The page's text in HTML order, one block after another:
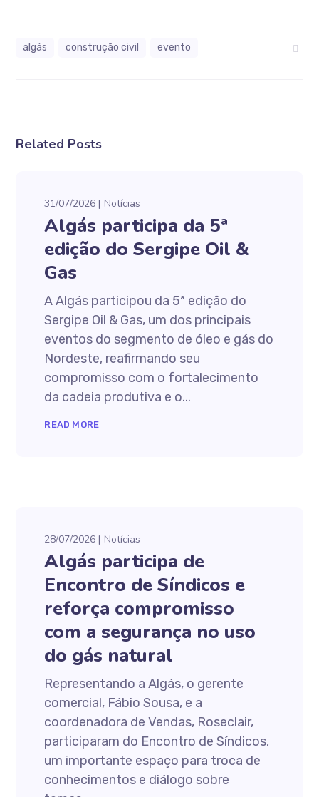
algás construção civil evento
Related Posts
31/07/2026 Notícias
Algás participa da 5ª
edição do Sergipe Oil &
Gas
A Algás participou da 5ª edição do
Sergipe Oil & Gas, um dos principais
eventos do segmento de óleo e gás do
Nordeste, reafirmando seu
compromisso com o fortalecimento
da cadeia produtiva e o...
READ MORE
28/07/2026 Notícias
Algás participa de
Encontro de Síndicos e
reforça compromisso
com a segurança no uso
do gás natural
Representando a Algás, o gerente
comercial, Fábio Sousa, e a
coordenadora de Vendas, Roseclair,
participaram do Encontro de Síndicos,
um importante espaço para troca de
conhecimentos e diálogo sobre